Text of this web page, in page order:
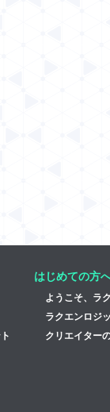
はじめての方
ようこそ、ラ
ラクエンロジ
クリエイター